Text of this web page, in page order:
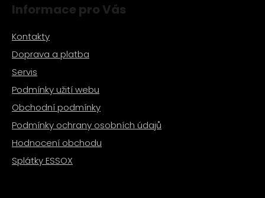
Informace pro Vás
Kontakty
Doprava a platba
Servis
Podmínky užití webu
Obchodní podmínky
Podmínky ochrany osobních údajů
Hodnocení obchodu
Splátky ESSOX